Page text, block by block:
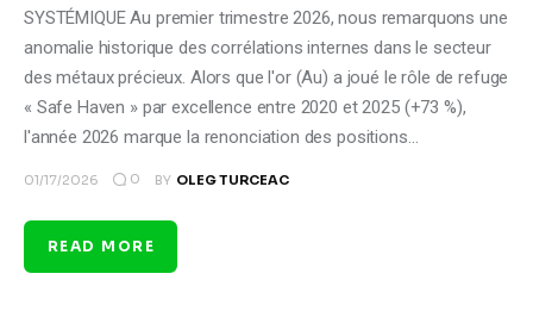
SYSTÉMIQUE Au premier trimestre 2026, nous remarquons une
anomalie historique des corrélations internes dans le secteur
des métaux précieux. Alors que l'or (Au) a joué le rôle de refuge
« Safe Haven » par excellence entre 2020 et 2025 (+73 %),
l'année 2026 marque la renonciation des positions…
01/17/2026 0 BY OLEG TURCEAC
READ MORE